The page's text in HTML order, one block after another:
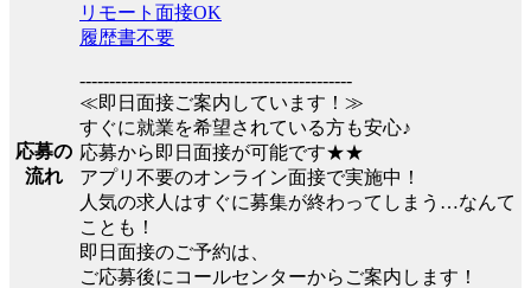
応募の
流れ
リモート面接OK
履歴書不要
----------------------------------------------
≪即日面接ご案内しています！≫
すぐに就業を希望されている方も安心♪
応募から即日面接が可能です★★
アプリ不要のオンライン面接で実施中！
人気の求人はすぐに募集が終わってしまう…なんて
ことも！
即日面接のご予約は、
ご応募後にコールセンターからご案内します！